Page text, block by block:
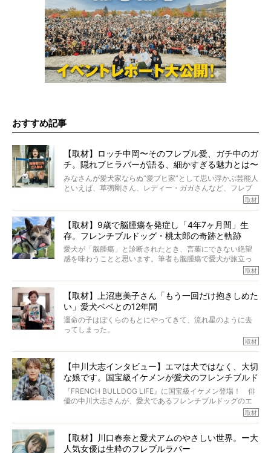
おすすめ記事
【取材】ロッチ中岡〜そのフレブル愛、ガチ中のガ
チ。隠れブヒラバーが語る、細かすぎる魅力とは〜
【前編】
みなさんが愛犬家ならぬ“愛ブヒ家”として思い浮かぶ芸能人
といえば、草彅剛さん、レディー・ガガさんなど、フレブ
ルを飼っている方が多いと思います。が、ロッチ中岡さん
んのインスタグラムを覗くと、たくさんのフレブルアカウ
ントがフォローされていて、わが『FRENCH BULLDOG
LIFE』モデルのnicoやトーラスも、その中の一頭。
そんな中岡さんに、フレブルの魅力を語っていただきまし
た。そのブヒ愛っぷりは、思ってた以上！ ガチ中のガチ
取材
【取材】9歳で脳腫瘍を発症し「4年7ヶ月間」生
存。フレンチブルドッグ・桃太郎の奇跡と軌跡
愛犬が「脳腫瘍」と診断されたとき、言葉にできない絶望
感を味わうことと思います。筆者も脳腫瘍で愛犬が旅立っ
たひとり。だからこそ、どれほど厄介で困難な病気かを理
ところが、フレンチブルドッグの桃太郎は9歳で脳腫瘍を発
症し、なんと4年7ヶ月間も生き抜いたのです。旅立ったと
きの年齢は13歳と11ヶ月、レジェンド級のレジェンドでし
た。さらには、治療後3年間は一度も発作が起きなかったと
いいます。
この事実はフレンチブルドッグだけでなく、脳腫瘍と闘う
太郎のオーナーである佐藤さんご夫婦に、治療の選択やケ
アについて詳しくお話しをうかがいました。
取材
【取材】上沼恵美子さん「もう一回だけ抱きしめた
い」愛犬ベベとの12年間
運命の子はぼくらのもとにやってきて、流れ星のように去
ってしまった。
り添いたいと思う。
その悲しみをいますぐ解消することはできないが、話をき
いて、泣いたり笑ったりするのもいいだろう。
こんな子だった、こんなにいい子だった、ほんとうに愛し
ていたと。
ぼくらは上沼恵美子さんのご自宅へ伺って、お話をきこう
と思った。
取材
【中川大志インタビュー】エマは犬ではなく、大切
な娘です。国宝級イケメンが愛犬のフレンチブルド
ッグと一緒に登場
『FRENCH BULLDOG LIFE』に国宝級イケメン登場！ 俳
優の中川大志さんが、愛犬であるフレンチブルドッグのエ
マちゃん（2歳の女の子）にメロメロとの情報を聞きつけ、
カエピソードが次から次へと飛び出しました。
取材
【取材】川口春奈と愛犬アムのやさしい世界。ー大
人気女優は生粋のフレブルラバー